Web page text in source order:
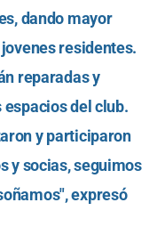
dando mayor
residentes.
reparadas y
del club.
y participaron
y socias, seguimos
expresó